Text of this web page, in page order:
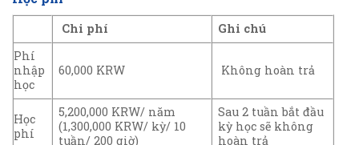
Chi phí
Ghi chú
Phí
nhập
học
60,000 KRW Không hoàn trả
Học
phí
5,200,000 KRW/ năm
(1,300,000 KRW/ kỳ/ 10
tuần/ 200 giờ)
Sau 2 tuần bắt đầu
kỳ học sẽ không
hoàn trả